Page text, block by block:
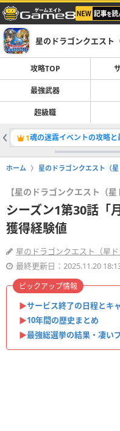
星のドラゴンクエスト
攻略TOP
最強武器
超級職
1魂の迷霧イベントの攻略と
ホーム 星のドラゴンクエスト（
【星のドラゴンクエスト（星
シーズン1第30話「
獲得経験値
星のドラゴンクエスト（星
最終更新日：2025.11.20
▶︎サービス終了の日程とキ
▶︎10年間の歴史まとめ
▶︎最強総選挙の結果・凄い
ピックアップ情報